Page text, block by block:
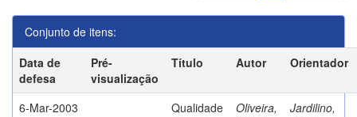
Conjunto de itens:
Data de
defesa
Pré-
visualização
Título Autor Orientador
6-Mar-2003
Qualidade
Oliveira,
Jardilino,